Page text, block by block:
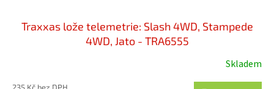
Traxxas lože telemetrie: Slash 4WD, Stampede
4WD, Jato - TRA6555
Skladem